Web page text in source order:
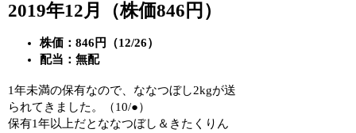
2019年12月（株価846円）
株価：846円（12/26）
配当：無配
1年未満の保有なので、ななつぼし2kgが送
られてきました。（10/●）
保有1年以上だとななつぼし＆きたくりん